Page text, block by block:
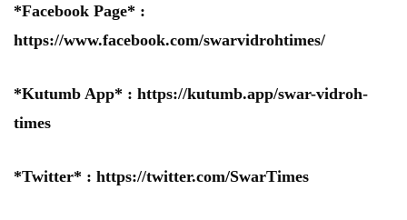
*Facebook Page* :
https://www.facebook.com/swarvidrohtimes/
*Kutumb App* : https://kutumb.app/swar-vidroh-
times
*Twitter* : https://twitter.com/SwarTimes